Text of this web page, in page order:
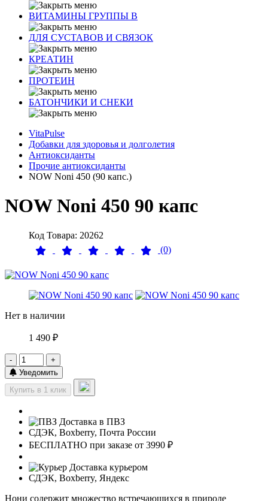
ВИТАМИНЫ ГРУППЫ В
ДЛЯ СУСТАВОВ И СВЯЗОК
КРЕАТИН
ПРОТЕИН
БАТОНЧИКИ И СНЕКИ
VitaPulse
Добавки для здоровья и долголетия
Антиоксиданты
Прочие антиоксиданты
NOW Noni 450 (90 капс.)
NOW Noni 450 90 капс
Код Товара: 20262
(0)
Нет в наличии
1 490 ₽
-
+
Уведомить
Купить в 1 клик
Доставка в ПВЗ
СДЭК, Boxberry, Почта России
БЕСПЛАТНО при заказе от 3990 ₽
Доставка курьером
СДЭК, Boxberry, Яндекс
Нони содержит множество встречающихся в природе